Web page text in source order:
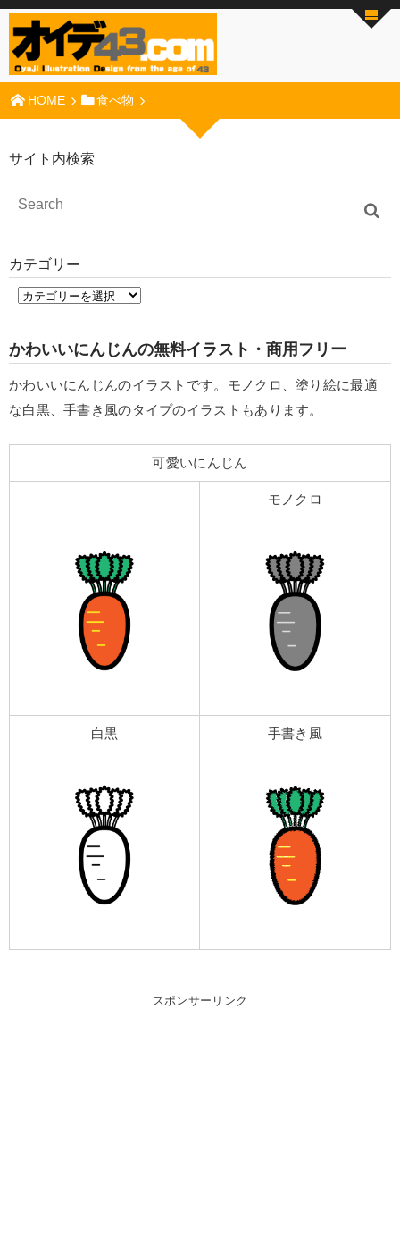
HOME 食べ物
サイト内検索
カテゴリー
かわいいにんじんの無料イラスト・商用フリー
かわいいにんじんのイラストです。モノクロ、塗り絵に最適
な白黒、手書き風のタイプのイラストもあります。
可愛いにんじん
モノクロ
白黒 手書き風
スポンサーリンク